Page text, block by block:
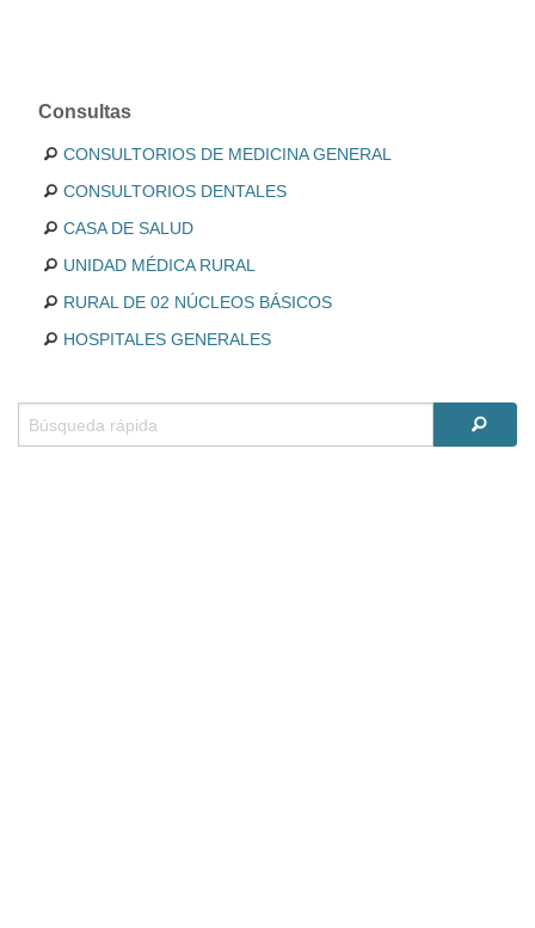
Consultas
CONSULTORIOS DE MEDICINA GENERAL
CONSULTORIOS DENTALES
CASA DE SALUD
UNIDAD MÉDICA RURAL
RURAL DE 02 NÚCLEOS BÁSICOS
HOSPITALES GENERALES